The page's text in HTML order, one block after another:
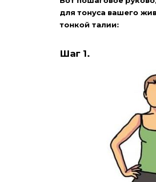
для тонуса вашего
тонкой талии:
Шаг 1.